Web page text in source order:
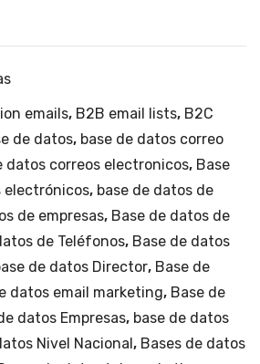
emails, B2B email lists, B2C
de datos, base de datos correo
datos correos electronicos, Base
electrónicos, base de datos de
de empresas, Base de datos de
de Teléfonos, Base de datos
de datos Director, Base de
datos email marketing, Base de
datos Empresas, base de datos
Nivel Nacional, Bases de datos